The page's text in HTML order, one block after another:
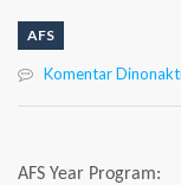
AFS
Komentar
AFS Year Program: